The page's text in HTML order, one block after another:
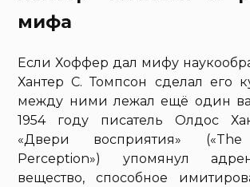
мифа
Если Хоффер дал мифу
Хантер С. Томпсон сделал его
между ними лежал ещё один
1954 году писатель Олдос
«Двери восприятия»
Perception») упомянул
вещество, способное